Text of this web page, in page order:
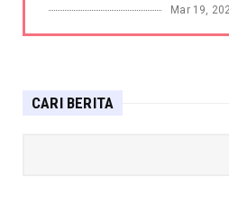
Mar 19,
BERITA
Sandiaga: Pemerintah
CARI BERITA